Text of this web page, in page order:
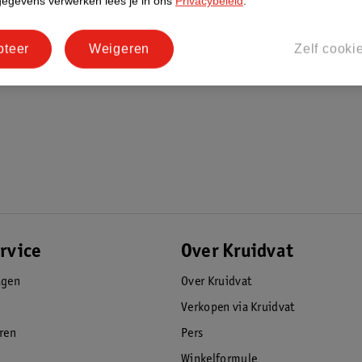
registreert de sensor of je klaar bent
vuilnisemmer. De prullenbak voelt dit en
weggooien. De sensor geeft pas een
een hand, bord of iets anders is - boven
openen? Ook dat kan.
heeft een totaal gewicht van 4,3
Over Kruidvat
Over Kruidvat
Verkopen via Kruidvat
Pers
Zelf
Weigeren